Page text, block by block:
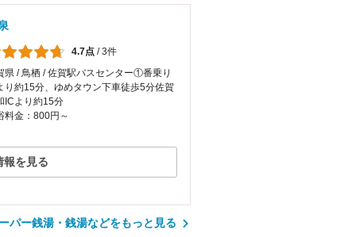
4.7点 /3件
県 / 鳥栖 / 佐賀駅バスセンター①番乗り
り約15分、ゆめタウン下車徒歩5分佐賀
ICより約15分
料金：800円～
報を見る
パー銭湯・銭湯などをもっと見る